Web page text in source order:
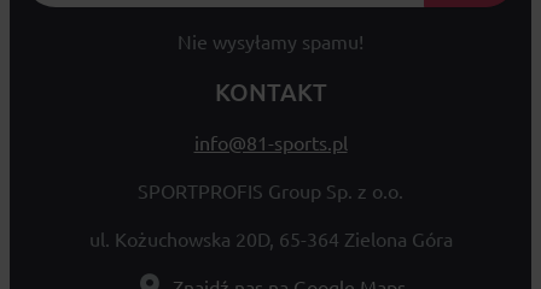
Nie wysyłamy spamu!
KONTAKT
info@81-sports.pl
SPORTPROFIS Group Sp. z o.o.
ul. Kożuchowska 20D, 65-364 Zielona Góra